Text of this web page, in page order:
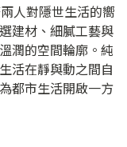
人對隱世生活的嚮
建材、細膩工藝與
潤的空間輪廓。純
活在靜與動之間自
都市生活開啟一方